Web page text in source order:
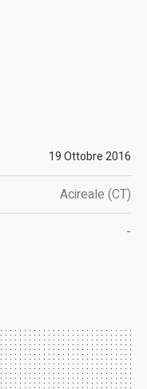
19 Ottobre 2016
Acireale (CT)
-